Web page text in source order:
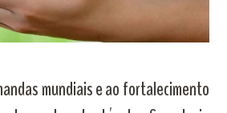
mundiais e ao fortalecimento